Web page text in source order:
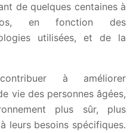
de quelques centaines à
en fonction des
utilisées, et de la
à améliorer
vie des personnes âgées,
plus sûr, plus
leurs besoins spécifiques.